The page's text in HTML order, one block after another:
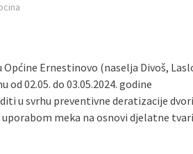
Ernestinovo (naselja Divoš,
od 02.05. do 03.05.2024. godine
u svrhu preventivne deratizacije
meka na osnovi djelatne